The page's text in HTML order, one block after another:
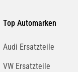
Top Automarken
Audi Ersatzteile
VW Ersatzteile